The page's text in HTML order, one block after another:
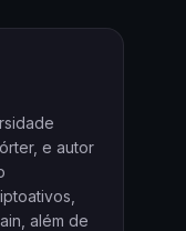
e autor
além de